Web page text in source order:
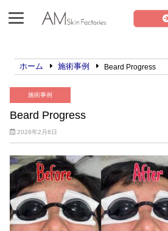
ホーム 施術事例 Beard Progress
施術事例
Beard Progress
2026年2月6日